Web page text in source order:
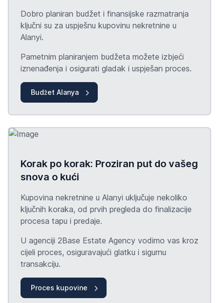
Dobro planiran budžet i finansijske razmatranja
ključni su za uspješnu kupovinu nekretnine u
Alanyi.
Pametnim planiranjem budžeta možete izbjeći
iznenađenja i osigurati gladak i uspješan proces.
Budžet Alanya
Korak po korak: Proziran put do vašeg
snova o kući
Kupovina nekretnine u Alanyi uključuje nekoliko
ključnih koraka, od prvih pregleda do finalizacije
procesa tapu i predaje.
U agenciji 2Base Estate Agency vodimo vas kroz
cijeli proces, osiguravajući glatku i sigurnu
transakciju.
Proces kupovine